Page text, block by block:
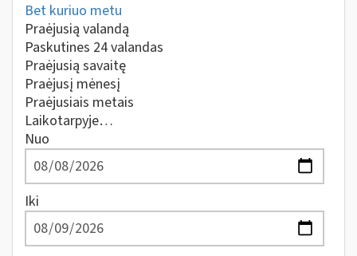
Bet kuriuo metu
Praėjusią valandą
Paskutines 24 valandas
Praėjusią savaitę
Praėjusį mėnesį
Praėjusiais metais
Laikotarpyje…
Nuo
Iki